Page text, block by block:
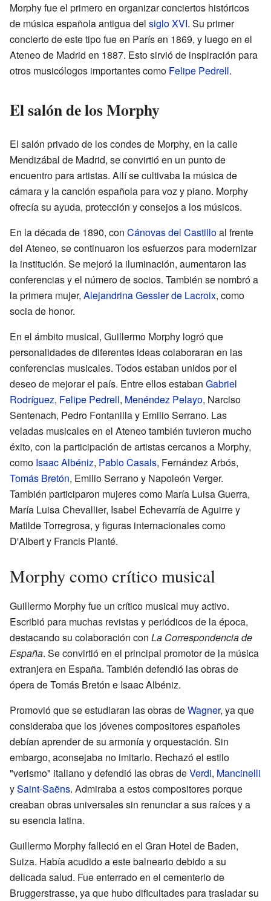
Morphy fue el primero en organizar conciertos históricos
de música española antigua del siglo XVI. Su primer
concierto de este tipo fue en París en 1869, y luego en el
Ateneo de Madrid en 1887. Esto sirvió de inspiración para
otros musicólogos importantes como Felipe Pedrell.
El salón de los Morphy
El salón privado de los condes de Morphy, en la calle
Mendizábal de Madrid, se convirtió en un punto de
encuentro para artistas. Allí se cultivaba la música de
cámara y la canción española para voz y piano. Morphy
ofrecía su ayuda, protección y consejos a los músicos.
En la década de 1890, con Cánovas del Castilloal frente
del Ateneo, se continuaron los esfuerzos para modernizar
la institución. Se mejoró la iluminación, aumentaron las
conferencias y el número de socios. También se nombró a
la primera mujer, Alejandrina Gessler de Lacroix, como
socia de honor.
En el ámbito musical, Guillermo Morphy logró que
personalidades de diferentes ideas colaboraran en las
conferencias musicales. Todos estaban unidos por el
deseo de mejorar el país. Entre ellos estaban Gabriel
Rodríguez, Felipe Pedrell, Menéndez Pelayo, Narciso
Sentenach, Pedro Fontanilla y Emilio Serrano. Las
veladas musicales en el Ateneo también tuvieron mucho
éxito, con la participación de artistas cercanos a Morphy,
como Isaac Albéniz, Pablo Casals, Fernández Arbós,
Tomás Bretón, Emilio Serrano y Napoleón Verger.
También participaron mujeres como María Luisa Guerra,
María Luisa Chevallier, Isabel Echevarría de Aguirre y
Matilde Torregrosa, y figuras internacionales como
D'Albert y Francis Planté.
Morphy como crítico musical
Guillermo Morphy fue un crítico musical muy activo.
Escribió para muchas revistas y periódicos de la época,
destacando su colaboración con La Correspondencia de
España. Se convirtió en el principal promotor de la música
extranjera en España. También defendió las obras de
ópera de Tomás Bretón e Isaac Albéniz.
Promovió que se estudiaran las obras deWagner, ya que
consideraba que los jóvenes compositores españoles
debían aprender de su armonía y orquestación. Sin
embargo, aconsejaba no imitarlo. Rechazó el estilo
"verismo" italiano y defendió las obras deVerdi, Mancinelli
ySaint-Saëns. Admiraba a estos compositores porque
creaban obras universales sin renunciar a sus raíces y a
su esencia latina.
Guillermo Morphy falleció en el Gran Hotel de Baden,
Suiza. Había acudido a este balneario debido a su
delicada salud. Fue enterrado en el cementerio de
Bruggerstrasse, ya que hubo dificultades para trasladar su